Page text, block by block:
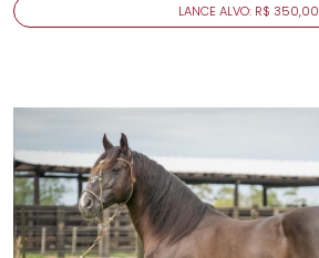
LANCE ALVO: R$ 350,00